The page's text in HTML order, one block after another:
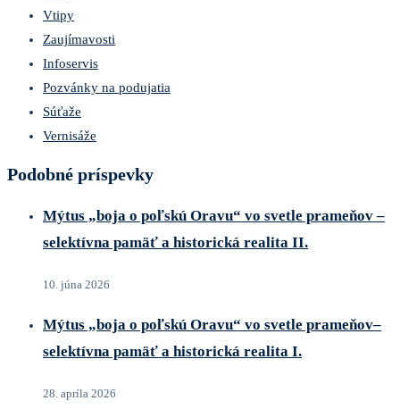
Vtipy
Zaujímavosti
Infoservis
Pozvánky na podujatia
Súťaže
Vernisáže
Podobné príspevky
Mýtus „boja o poľskú Oravu“ vo svetle prameňov –
selektívna pamäť a historická realita II.
10. júna 2026
Mýtus „boja o poľskú Oravu“ vo svetle prameňov–
selektívna pamäť a historická realita I.
28. apríla 2026